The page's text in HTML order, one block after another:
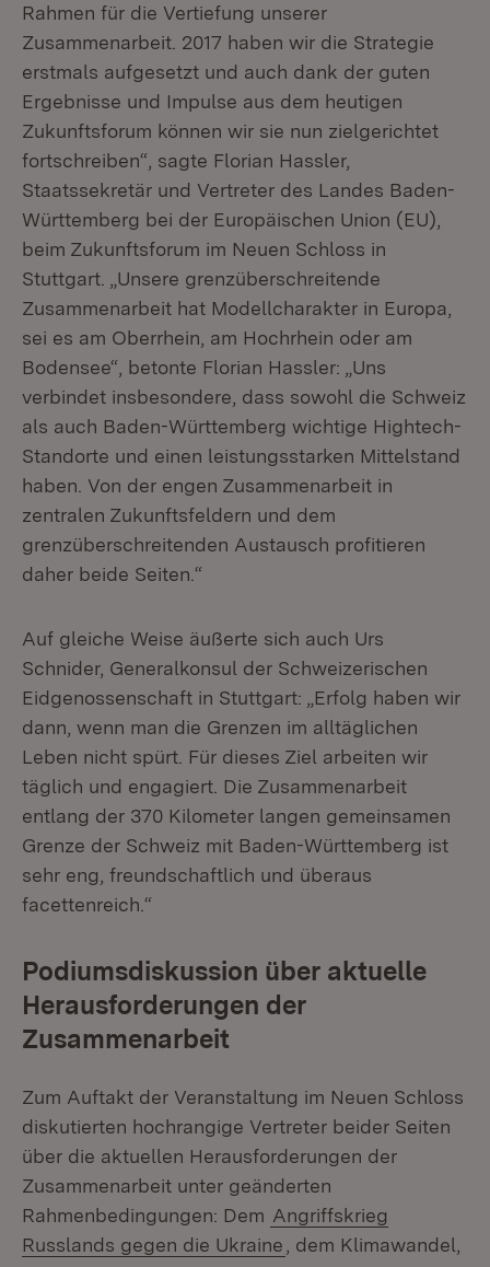
Rahmen für die Vertiefung unserer
Zusammenarbeit. 2017 haben wir die Strategie
erstmals aufgesetzt und auch dank der guten
Ergebnisse und Impulse aus dem heutigen
Zukunftsforum können wir sie nun zielgerichtet
fortschreiben“, sagte Florian Hassler,
Staatssekretär und Vertreter des Landes Baden-
Württemberg bei der Europäischen Union (EU),
beim Zukunftsforum im Neuen Schloss in
Stuttgart. „Unsere grenzüberschreitende
Zusammenarbeit hat Modellcharakter in Europa,
sei es am Oberrhein, am Hochrhein oder am
Bodensee“, betonte Florian Hassler: „Uns
verbindet insbesondere, dass sowohl die Schweiz
als auch Baden-Württemberg wichtige Hightech-
Standorte und einen leistungsstarken Mittelstand
haben. Von der engen Zusammenarbeit in
zentralen Zukunftsfeldern und dem
grenzüberschreitenden Austausch profitieren
daher beide Seiten.“
Auf gleiche Weise äußerte sich auch Urs
Schnider, Generalkonsul der Schweizerischen
Eidgenossenschaft in Stuttgart: „Erfolg haben wir
dann, wenn man die Grenzen im alltäglichen
Leben nicht spürt. Für dieses Ziel arbeiten wir
täglich und engagiert. Die Zusammenarbeit
entlang der 370 Kilometer langen gemeinsamen
Grenze der Schweiz mit Baden-Württemberg ist
sehr eng, freundschaftlich und überaus
facettenreich.“
Podiumsdiskussion über aktuelle
Herausforderungen der
Zusammenarbeit
Zum Auftakt der Veranstaltung im Neuen Schloss
diskutierten hochrangige Vertreter beider Seiten
über die aktuellen Herausforderungen der
Zusammenarbeit unter geänderten
Rahmenbedingungen: Dem Angriffskrieg
Russlands gegen die Ukraine
, dem Klimawandel,